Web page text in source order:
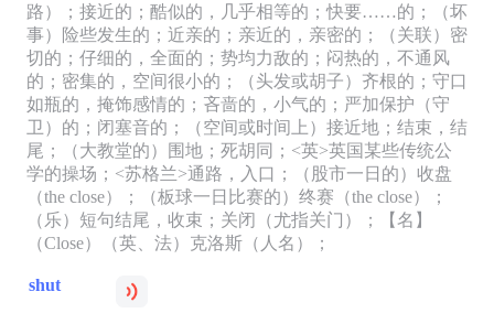
路）；接近的；酷似的，几乎相等的；快要……的；（坏
事）险些发生的；近亲的；亲近的，亲密的；（关联）密
切的；仔细的，全面的；势均力敌的；闷热的，不通风
的；密集的，空间很小的；（头发或胡子）齐根的；守口
如瓶的，掩饰感情的；吝啬的，小气的；严加保护（守
卫）的；闭塞音的；（空间或时间上）接近地；结束，结
尾；（大教堂的）围地；死胡同；<英>英国某些传统公
学的操场；<苏格兰>通路，入口；（股市一日的）收盘
（the close）；（板球一日比赛的）终赛（the close）；
（乐）短句结尾，收束；关闭（尤指关门）；【名】
（Close）（英、法）克洛斯（人名）；
shut